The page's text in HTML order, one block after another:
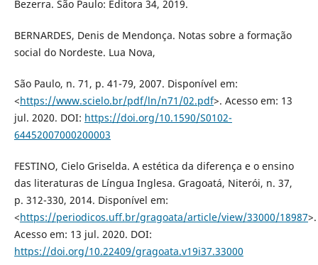
Bezerra. São Paulo: Editora 34, 2019.
BERNARDES, Denis de Mendonça. Notas sobre a formação
social do Nordeste. Lua Nova,
São Paulo, n. 71, p. 41-79, 2007. Disponível em:
<https://www.scielo.br/pdf/ln/n71/02.pdf>. Acesso em: 13
jul. 2020. DOI: https://doi.org/10.1590/S0102-
64452007000200003
FESTINO, Cielo Griselda. A estética da diferença e o ensino
das literaturas de Língua Inglesa. Gragoatá, Niterói, n. 37,
p. 312-330, 2014. Disponível em:
<https://periodicos.uff.br/gragoata/article/view/33000/18987>.
Acesso em: 13 jul. 2020. DOI:
https://doi.org/10.22409/gragoata.v19i37.33000